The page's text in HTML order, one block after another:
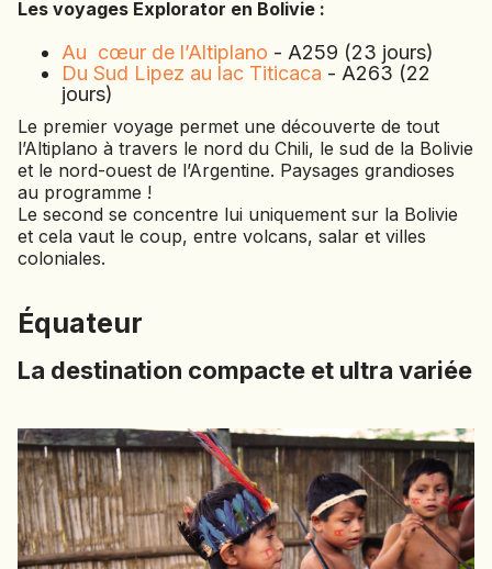
Les voyages Explorator en Bolivie :
Au cœur de l’Altiplano - A259 (23 jours)
Du Sud Lipez au lac Titicaca - A263 (22
jours)
Le premier voyage permet une découverte de tout
l’Altiplano à travers le nord du Chili, le sud de la Bolivie
et le nord-ouest de l’Argentine. Paysages grandioses
au programme !
Le second se concentre lui uniquement sur la Bolivie
et cela vaut le coup, entre volcans, salar et villes
coloniales.
Équateur
La destination compacte et ultra variée